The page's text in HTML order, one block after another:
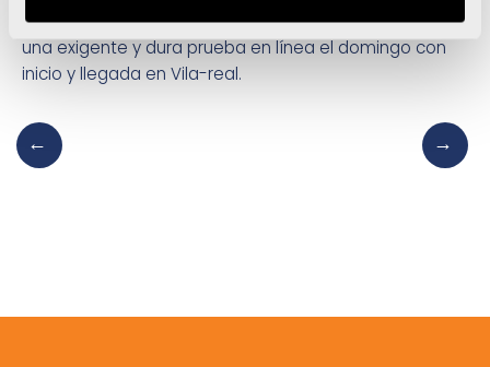
etapas más: una contrarreloj por equipos el sábado, y
una exigente y dura prueba en línea el domingo con
inicio y llegada en Vila-real.